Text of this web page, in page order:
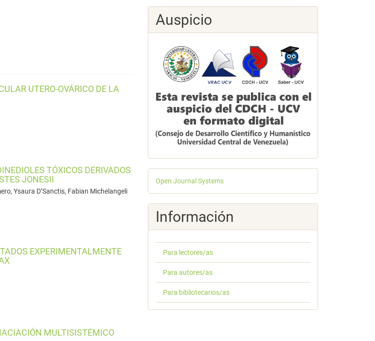
UTERO-OVÁRICO DE LA
TÓXICOS DERIVADOS
JONESII
Ysaura D’Sanctis, Fabian Michelangeli
EXPERIMENTALMENTE
MULTISISTÉMICO
Auspicio
Desarrollado
por
Open Journal Systems
Información
Para lectores/as
Para autores/as
Para bibliotecarios/as